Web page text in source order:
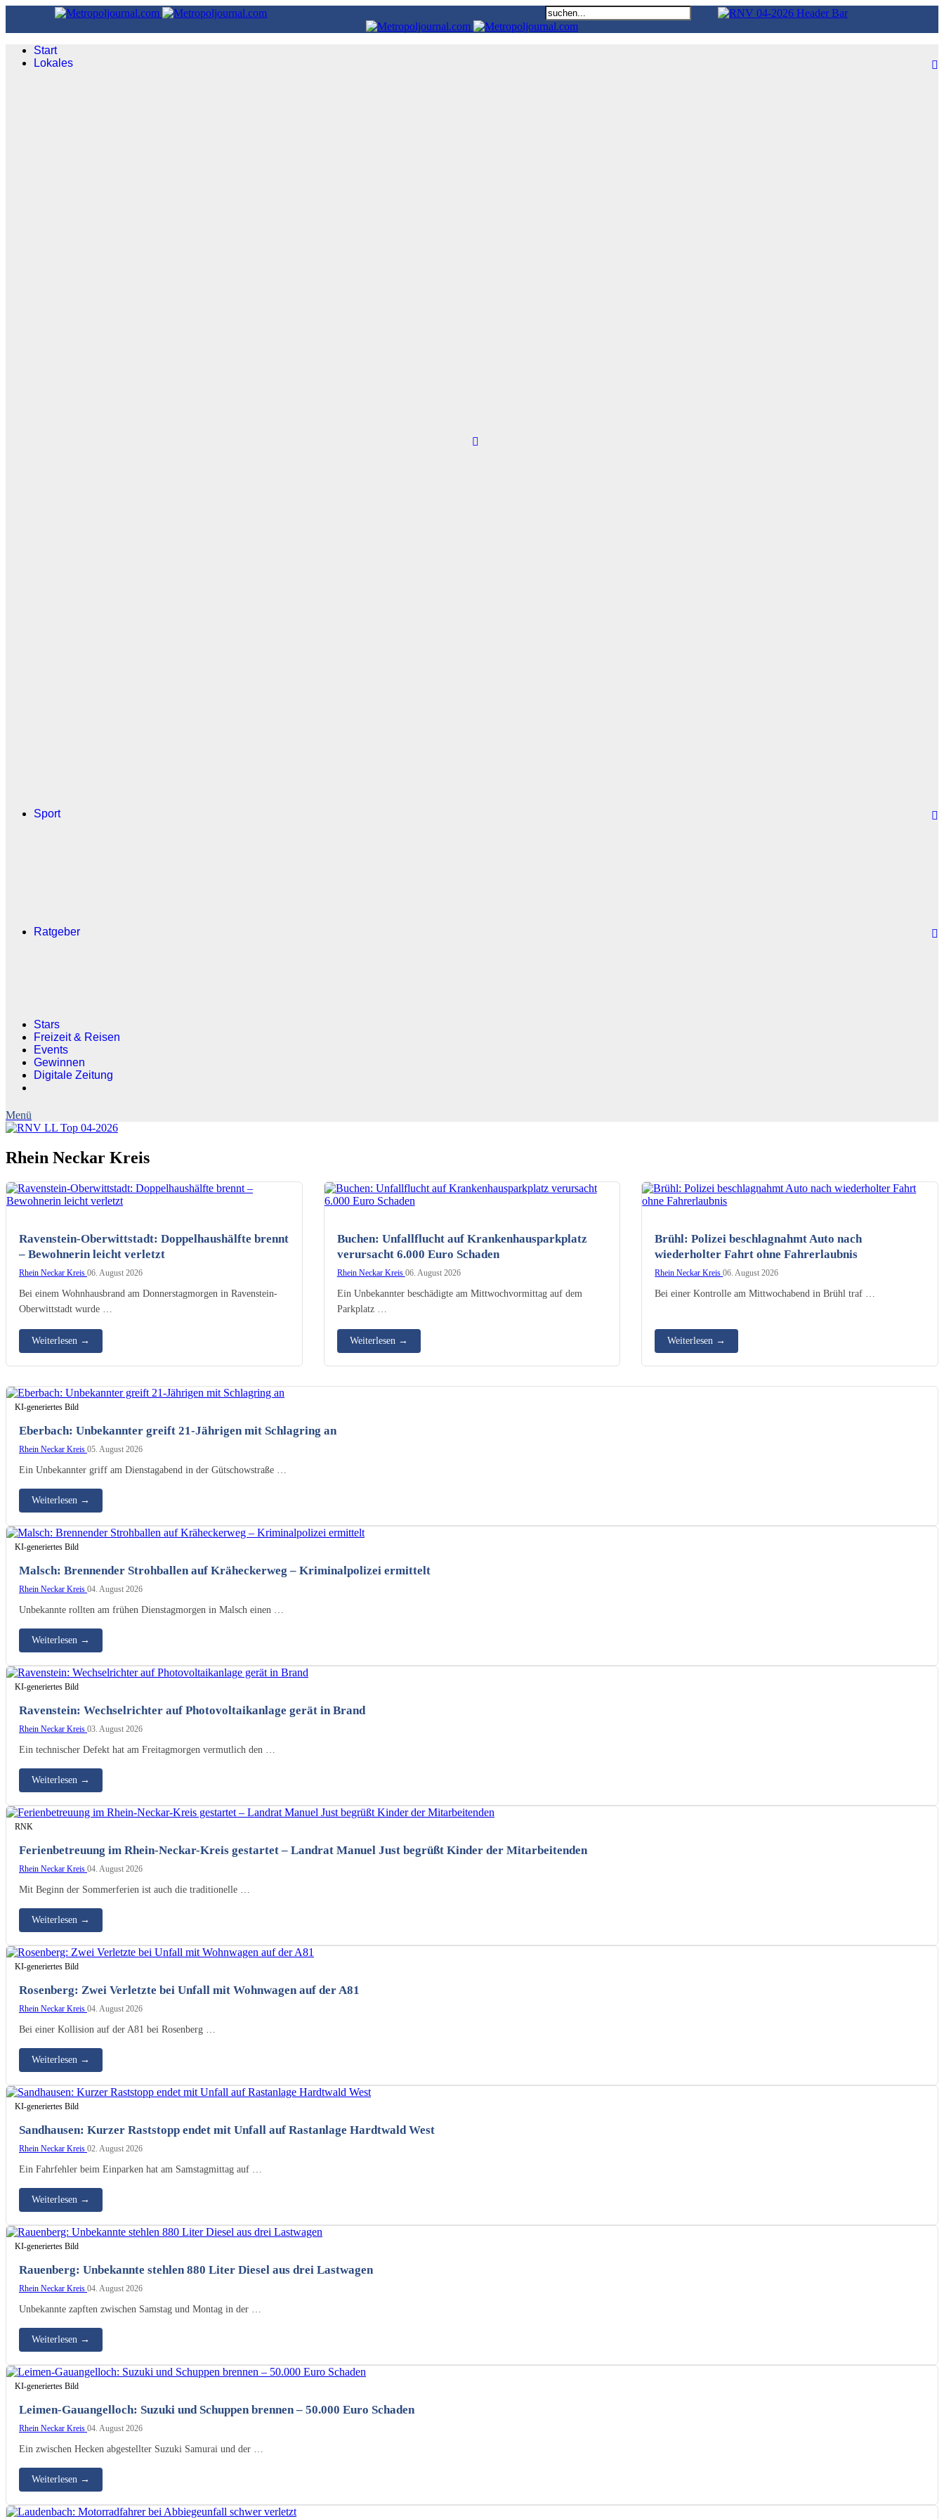
Start
Lokales
Sport
Ratgeber
Stars
Freizeit & Reisen
Events
Gewinnen
Digitale Zeitung
Rhein Neckar Kreis
Ravenstein-Oberwittstadt: Doppelhaushälfte brennt
– Bewohnerin leicht verletzt
Rhein Neckar Kreis 06. August 2026
Bei einem Wohnhausbrand am Donnerstagmorgen in Ravenstein-
Oberwittstadt wurde …
Weiterlesen →
Buchen: Unfallflucht auf Krankenhausparkplatz
verursacht 6.000 Euro Schaden
Rhein Neckar Kreis 06. August 2026
Ein Unbekannter beschädigte am Mittwochvormittag auf dem
Parkplatz …
Weiterlesen →
Brühl: Polizei beschlagnahmt Auto nach
wiederholter Fahrt ohne Fahrerlaubnis
Rhein Neckar Kreis06. August 2026
Bei einer Kontrolle am Mittwochabend in Brühl traf …
Weiterlesen →
KI-generiertes Bild
Eberbach: Unbekannter greift 21-Jährigen mit Schlagring an
Rhein Neckar Kreis 05. August 2026
Ein Unbekannter griff am Dienstagabend in der Gütschowstraße …
Weiterlesen →
KI-generiertes Bild
Malsch: Brennender Strohballen auf Kräheckerweg – Kriminalpolizei ermittelt
Rhein Neckar Kreis 04. August 2026
Unbekannte rollten am frühen Dienstagmorgen in Malsch einen …
Weiterlesen →
KI-generiertes Bild
Ravenstein: Wechselrichter auf Photovoltaikanlage gerät in Brand
Rhein Neckar Kreis 03. August 2026
Ein technischer Defekt hat am Freitagmorgen vermutlich den …
Weiterlesen →
RNK
Ferienbetreuung im Rhein-Neckar-Kreis gestartet – Landrat Manuel Just begrüßt Kinder der Mitarbeitenden
Rhein Neckar Kreis 04. August 2026
Mit Beginn der Sommerferien ist auch die traditionelle …
Weiterlesen →
KI-generiertes Bild
Rosenberg: Zwei Verletzte bei Unfall mit Wohnwagen auf der A81
Rhein Neckar Kreis 04. August 2026
Bei einer Kollision auf der A81 bei Rosenberg …
Weiterlesen →
KI-generiertes Bild
Sandhausen: Kurzer Raststopp endet mit Unfall auf Rastanlage Hardtwald West
Rhein Neckar Kreis 02. August 2026
Ein Fahrfehler beim Einparken hat am Samstagmittag auf …
Weiterlesen →
KI-generiertes Bild
Rauenberg: Unbekannte stehlen 880 Liter Diesel aus drei Lastwagen
Rhein Neckar Kreis 04. August 2026
Unbekannte zapften zwischen Samstag und Montag in der …
Weiterlesen →
KI-generiertes Bild
Leimen-Gauangelloch: Suzuki und Schuppen brennen – 50.000 Euro Schaden
Rhein Neckar Kreis 04. August 2026
Ein zwischen Hecken abgestellter Suzuki Samurai und der …
Weiterlesen →